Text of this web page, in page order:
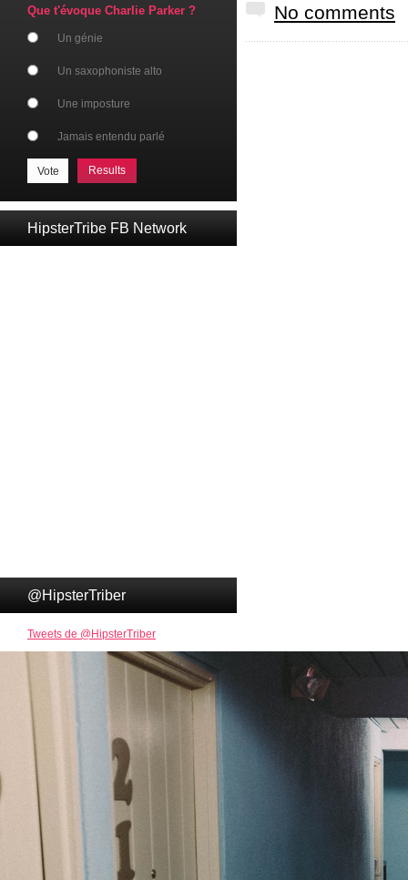
Que t'évoque Charlie Parker ?
Un génie
Un saxophoniste alto
Une imposture
Jamais entendu parlé
Results
HipsterTribe FB Network
@HipsterTriber
Tweets de @HipsterTriber
No comments